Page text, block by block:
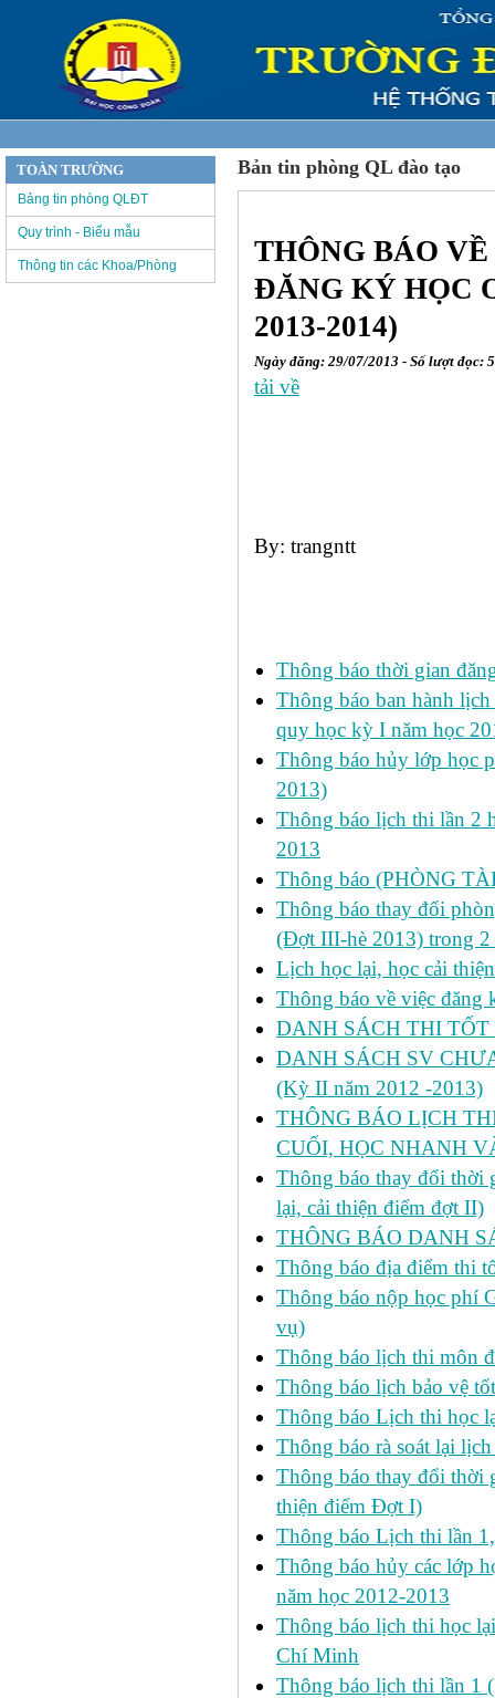
Bản tin phòng QL đào tạo
THÔNG BÁO
ĐĂNG KÝ HỌC
2013-2014)
Ngày đăng: 29/07/2013 - Số lượt đọc:
tải về
By: trangntt
Thông báo thời gian
Thông báo ban hành
quy học kỳ I năm học
Thông báo hủy lớp học
2013)
Thông báo lịch thi lần 2
2013
Thông báo (PHÒNG
Thông báo thay đổi
(Đợt III-hè 2013) trong
Lịch học lại, học cải
Thông báo về việc
DANH SÁCH THI
DANH SÁCH SV
(Kỳ II năm 2012 -2013)
THÔNG BÁO LỊCH
CUỐI, HỌC NHANH
Thông báo thay đổi thời
lại, cải thiện điểm đợt II)
THÔNG BÁO DANH
Thông báo địa điểm thi
Thông báo nộp học phí
vụ)
Thông báo lịch thi môn
Thông báo lịch bảo vệ
Thông báo Lịch thi học
Thông báo rà soát lại
Thông báo thay đổi thời
thiện điểm Đợt I)
Thông báo Lịch thi lần
Thông báo hủy các lớp
năm học 2012-2013
Thông báo lịch thi học
Chí Minh
Thông báo lịch thi lần 1
TOÀN TRƯỜNG
Bảng tin phòng QLĐT
Quy trình - Biểu mẫu
Thông tin các Khoa/Phòng